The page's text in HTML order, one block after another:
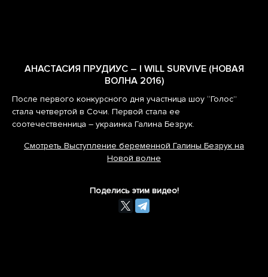
АНАСТАСИЯ ПРУДИУС – I WILL SURVIVE (НОВАЯ
ВОЛНА 2016)
После первого конкурсного дня участница шоу “Голос”
стала четвертой в Сочи. Первой стала ее
соотечественница – украинка Галина Безрук.
Смотреть Выступление беременной Галины Безрук на
Новой волне
Поделись этим видео!